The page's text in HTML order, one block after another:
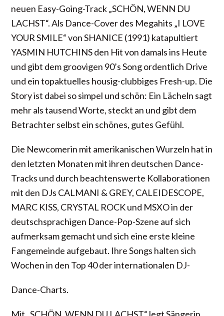
neuen Easy-Going-Track „SCHÖN, WENN DU
LACHST“. Als Dance-Cover des Megahits „I LOVE
YOUR SMILE“ von SHANICE (1991) katapultiert
YASMIN HUTCHINS den Hit von damals ins Heute
und gibt dem groovigen 90’s Song ordentlich Drive
und ein topaktuelles housig-clubbiges Fresh-up. Die
Story ist dabei so simpel und schön: Ein Lächeln sagt
mehr als tausend Worte, steckt an und gibt dem
Betrachter selbst ein schönes, gutes Gefühl.
Die Newcomerin mit amerikanischen Wurzeln hat in
den letzten Monaten mit ihren deutschen Dance-
Tracks und durch beachtenswerte Kollaborationen
mit den DJs CALMANI & GREY, CALEIDESCOPE,
MARC KISS, CRYSTAL ROCK und MSXO in der
deutschsprachigen Dance-Pop-Szene auf sich
aufmerksam gemacht und sich eine erste kleine
Fangemeinde aufgebaut. Ihre Songs halten sich
Wochen in den Top 40 der internationalen DJ-
Dance-Charts.